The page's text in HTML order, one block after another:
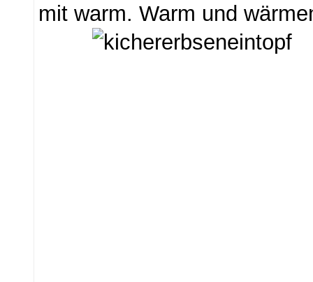
mit warm. Warm und